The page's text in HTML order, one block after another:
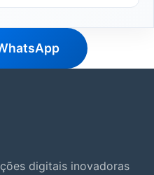
digitais inovadoras